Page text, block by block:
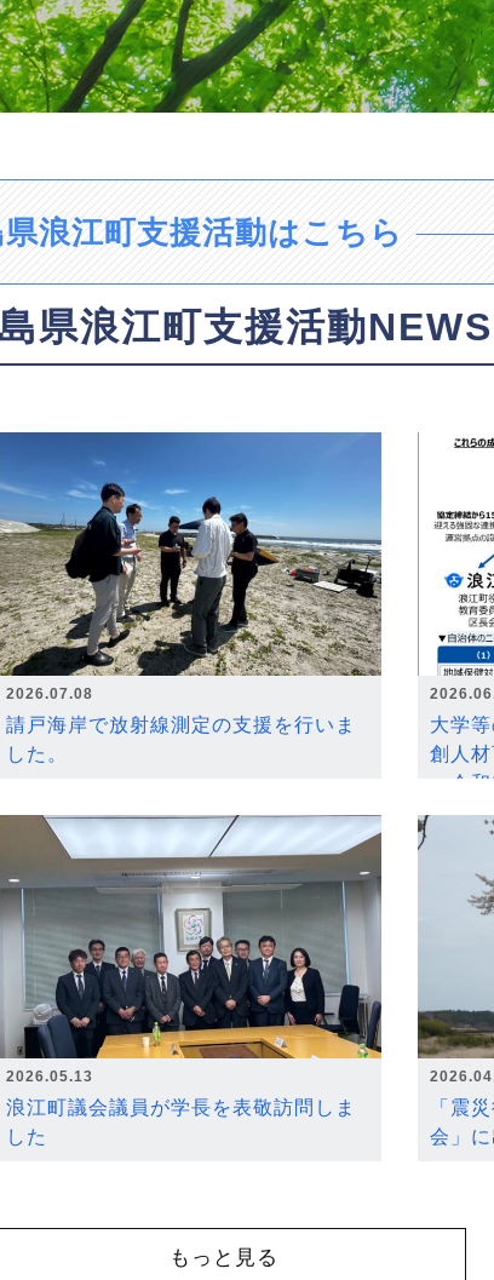
浪江町支援活動はこちら
県浪江町支援活動NEWS
2026.07.08
請戸海岸で放射線測定の支援を行いま
した。
大学
創人
～令
2026.05.13
浪江町議会議員が学長を表敬訪問しま
した
「震
会」
もっと見る